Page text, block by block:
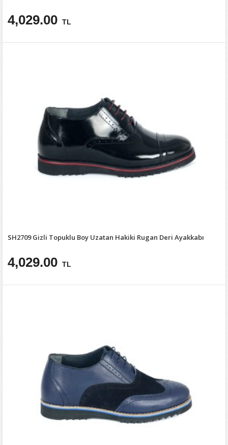
4,029.00 TL
SH2709 Gizli Topuklu Boy Uzatan Hakiki Rugan Deri Ayakkabı
4,029.00 TL